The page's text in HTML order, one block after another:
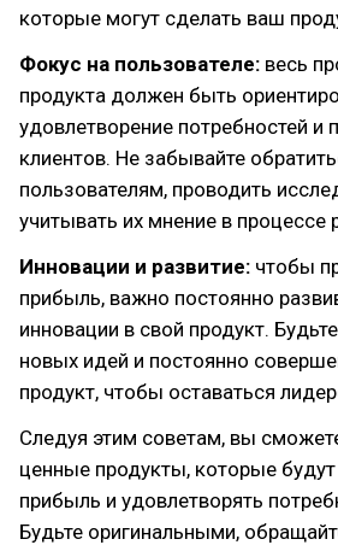
которые могут сделать ваш
Фокус на пользователе: весь
продукта должен быть
удовлетворение потребностей и
клиентов. Не забывайте
пользователям, проводить
учитывать их мнение в процессе
Инновации и развитие: чтобы
прибыль, важно постоянно
инновации в свой продукт.
новых идей и постоянно
продукт, чтобы оставаться
Следуя этим советам, вы
ценные продукты, которые будут
прибыль и удовлетворять
Будьте оригинальными,